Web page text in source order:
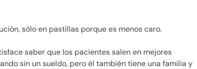
sólo en pastillas porque es menos caro.
saber que los pacientes salen en mejores
sin un sueldo, pero él también tiene una familia y